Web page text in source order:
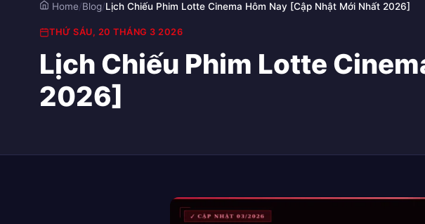
Home/Blog/Lịch Chiếu Phim Lotte Cinema Hôm Nay [Cập Nhật Mới Nhất 2026]
THỨ SÁU, 20 THÁNG 3 2026
Lịch Chiếu Phim Lotte
2026]